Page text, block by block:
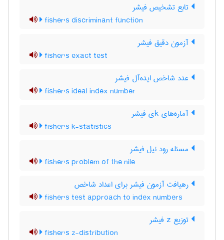
تابع تشخیص فیشر
fisher's discriminant function
آزمون دقیق فیشر
fisher's exact test
عدد شاخص ایده‌آل فیشر
fisher's ideal index number
آماره‌های kی فیشر
fisher's k-statistics
مسئله رود نیل فیشر
fisher's problem of the nile
رهیافت آزمون فیشر برای اعداد شاخص
fisher's test approach to index numbers
توزیع z فیشر
fisher's z-distribution